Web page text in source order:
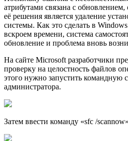
атрибутами связана с
её решения является удаление
системы. Как это сделать в
вскроем времени, система
обновление и проблема вновь
На сайте Microsoft разработчики
проверку на целостность файлов
этого нужно запустить командную
администратора.
Затем ввести команду «sfc /